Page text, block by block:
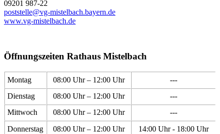
09201 987-22
poststelle@vg-mistelbach.bayern.de
www.vg-mistelbach.de
Öffnungszeiten Rathaus Mistelbach
Montag 08:00 Uhr – 12:00 Uhr
---
Dienstag
08:00 Uhr – 12:00 Uhr
---
Mittwoch
08:00 Uhr – 12:00 Uhr
---
Donnerstag
08:00 Uhr – 12:00 Uhr
14:00 Uhr - 18:00 Uhr